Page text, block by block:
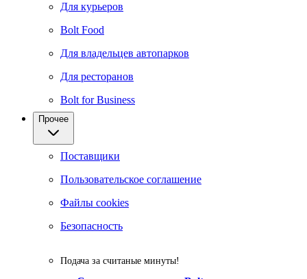
Для курьеров
Bolt Food
Для владельцев автопарков
Для ресторанов
Bolt for Business
Прочее
Поставщики
Пользовательское соглашение
Файлы cookies
Безопасность
Подача за считаные минуты!